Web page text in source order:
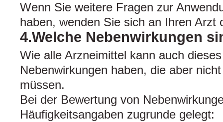
Wenn Sie weitere Fragen zur
haben, wenden Sie sich an Ihren Arzt
4.Welche Nebenwirkungen
Wie alle Arzneimittel kann auch
Nebenwirkungen haben, die aber
müssen.
Bei der Bewertung von
Häufigkeitsangaben zugrunde gelegt: